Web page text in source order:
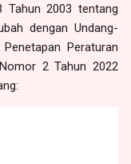
Tahun 2003 tentang
dengan Undang-
Peraturan
2 Tahun 2022